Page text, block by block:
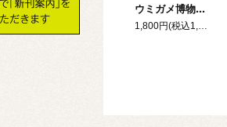
ウミガメ博物学 砂浜とウミガメとヒトのはなし
1,800円(税込1,980円)